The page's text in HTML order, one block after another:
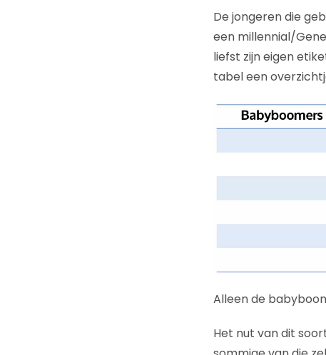
De jongeren die
een millennial/
liefst zijn eigen
tabel een
Alleen de
Het nut van dit